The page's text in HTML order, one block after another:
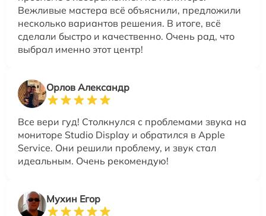
Вежливые мастера всё объяснили, предложили
несколько вариантов решения. В итоге, всё
сделали быстро и качественно. Очень рад, что
выбрал именно этот центр!
Орлов Александр
Все вери гуд! Столкнулся с проблемами звука на
мониторе Studio Display и обратился в Apple
Service. Они решили проблему, и звук стал
идеальным. Очень рекомендую!
Мухин Егор